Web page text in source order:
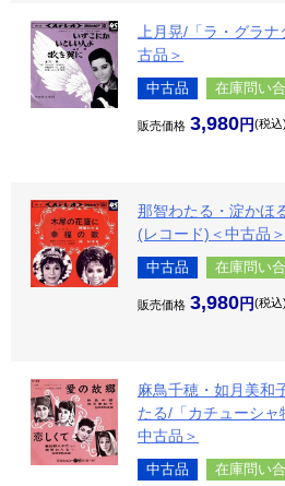
上月晃/「ラ・グラ
古品＞
中古品 在庫問い
販売価格 3,980 税込
那智わたる・淀かほ
(レコード)＜中古品＞
中古品 在庫問い
販売価格 3,980 税込
麻鳥千穂・如月美和
たる/「カチューシャ
中古品＞
中古品 在庫問い